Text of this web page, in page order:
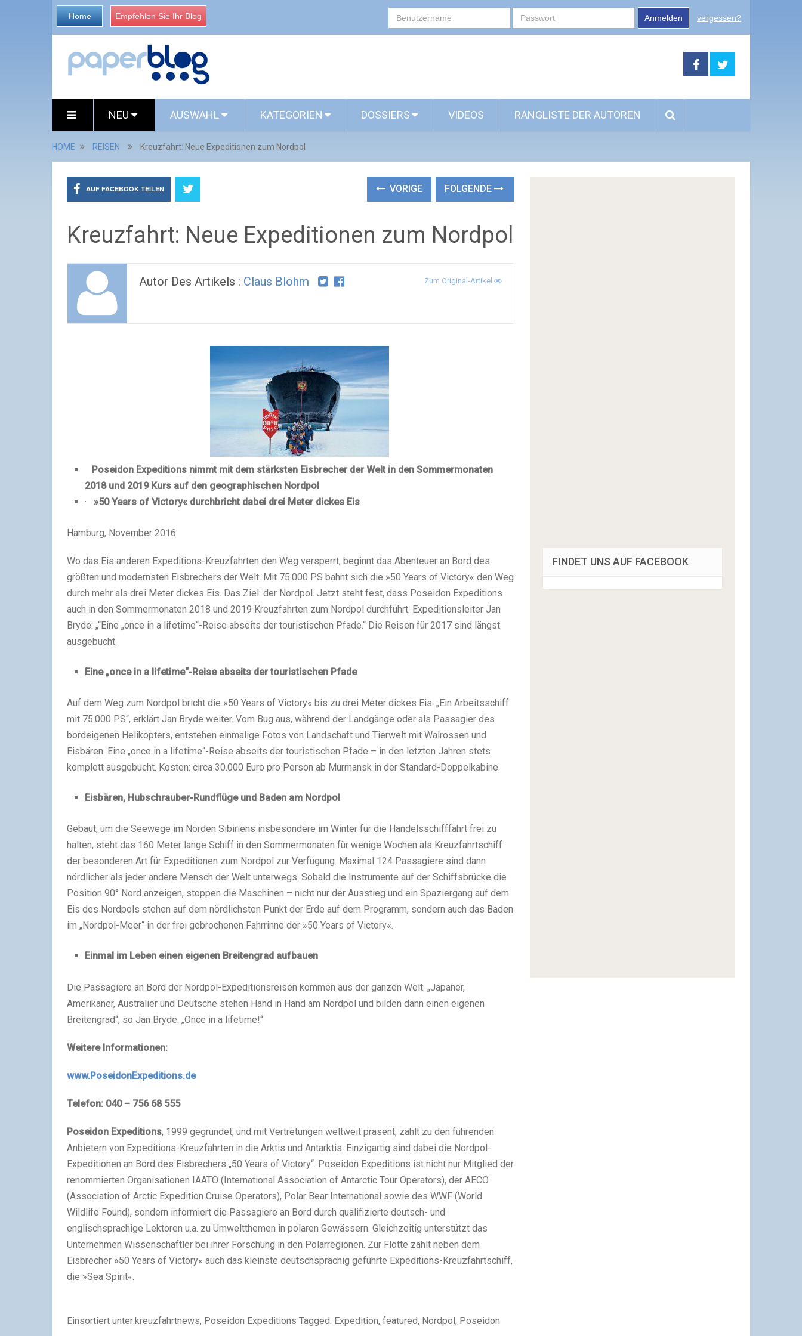
Home Empfehlen Sie Ihr Blog Anmelden vergessen?
NEU AUSWAHL KATEGORIEN DOSSIERS VIDEOS RANGLISTE DER AUTOREN
HOME REISEN Kreuzfahrt: Neue Expeditionen zum Nordpol
AUF FACEBOOK TEILEN VORIGE FOLGENDE
Kreuzfahrt: Neue Expeditionen zum Nordpol
Autor Des Artikels : Claus Blohm Zum Original-Artikel
Poseidon Expeditions nimmt mit dem stärksten Eisbrecher der Welt in den Sommermonaten
2018 und 2019Kurs auf den geographischen Nordpol
·»50 Years of Victory« durchbricht dabei drei Meter dickes Eis
Hamburg, November 2016
Wo das Eis anderen Expeditions-Kreuzfahrten den Weg versperrt, beginnt das Abenteuer an Bord des
größten und modernsten Eisbrechers der Welt: Mit 75.000 PS bahnt sich die »50 Years of Victory« den Weg
durch mehr als drei Meter dickes Eis. Das Ziel: der Nordpol. Jetzt steht fest, dass Poseidon Expeditions
auch in den Sommermonaten 2018 und 2019 Kreuzfahrten zum Nordpol durchführt. Expeditionsleiter Jan
Bryde: „“Eine „once in a lifetime“-Reise abseits der touristischen Pfade.“ Die Reisen für 2017 sind längst
ausgebucht.
Eine „once in a lifetime“-Reise abseits der touristischen Pfade
Auf dem Weg zum Nordpol bricht die »50 Years of Victory« bis zu drei Meter dickes Eis. „Ein Arbeitsschiff
mit 75.000 PS“, erklärt Jan Bryde weiter. Vom Bug aus, während der Landgänge oder als Passagier des
bordeigenen Helikopters, entstehen einmalige Fotos von Landschaft und Tierwelt mit Walrossen und
Eisbären. Eine „once in a lifetime“-Reise abseits der touristischen Pfade – in den letzten Jahren stets
komplett ausgebucht. Kosten: circa 30.000 Euro pro Person ab Murmansk in der Standard-Doppelkabine.
Eisbären, Hubschrauber-Rundflüge und Baden am Nordpol
Gebaut, um die Seewege im Norden Sibiriens insbesondere im Winter für die Handelsschifffahrt frei zu
halten, steht das 160 Meter lange Schiff in den Sommermonaten für wenige Wochen als Kreuzfahrtschiff
der besonderen Art für Expeditionen zum Nordpol zur Verfügung. Maximal 124 Passagiere sind dann
nördlicher als jeder andere Mensch der Welt unterwegs. Sobald die Instrumente auf der Schiffsbrücke die
Position 90° Nord anzeigen, stoppen die Maschinen – nicht nur der Ausstieg und ein Spaziergang auf dem
Eis des Nordpols stehen auf dem nördlichsten Punkt der Erde auf dem Programm, sondern auch das Baden
im „Nordpol-Meer“ in der frei gebrochenen Fahrrinne der »50 Years of Victory«.
Einmal im Leben einen eigenen Breitengrad aufbauen
Die Passagiere an Bord der Nordpol-Expeditionsreisen kommen aus der ganzen Welt: „Japaner,
Amerikaner, Australier und Deutsche stehen Hand in Hand am Nordpol und bilden dann einen eigenen
Breitengrad“, so Jan Bryde. „Once in a lifetime!“
Weitere Informationen:
www.PoseidonExpeditions.de
Telefon: 040 – 756 68 555
Poseidon Expeditions, 1999 gegründet, und mit Vertretungen weltweit präsent, zählt zu den führenden
Anbietern von Expeditions-Kreuzfahrten in die Arktis und Antarktis. Einzigartig sind dabei die Nordpol-
Expeditionen an Bord des Eisbrechers „50 Years of Victory“. Poseidon Expeditions ist nicht nur Mitglied der
renommierten Organisationen IAATO (International Association of Antarctic Tour Operators), der AECO
(Association of Arctic Expedition Cruise Operators), Polar Bear International sowie des WWF (World
Wildlife Found), sondern informiert die Passagiere an Bord durch qualifizierte deutsch- und
englischsprachige Lektoren u.a. zu Umweltthemen in polaren Gewässern. Gleichzeitig unterstützt das
Unternehmen Wissenschaftler bei ihrer Forschung in den Polarregionen. Zur Flotte zählt neben dem
Eisbrecher »50 Years of Victory« auch das kleinste deutschsprachig geführte Expeditions-Kreuzfahrtschiff,
die »Sea Spirit«.
Einsortiert unter:kreuzfahrtnews, Poseidon Expeditions Tagged: Expedition, featured, Nordpol, Poseidon
FINDET UNS AUF FACEBOOK